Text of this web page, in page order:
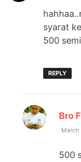
syarat
500
REPLY
Bro
March
500